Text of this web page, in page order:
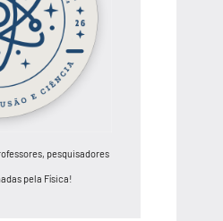
pesquisadores
pela Física!